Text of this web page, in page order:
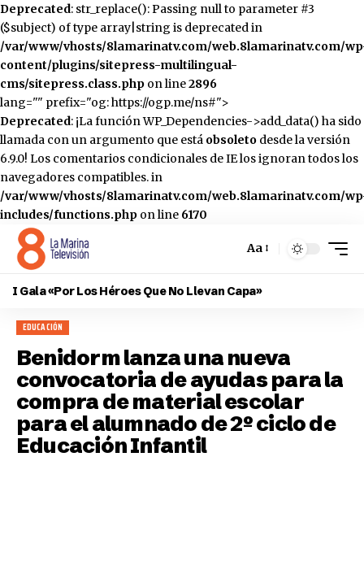
Deprecated: str_replace(): Passing null to parameter #3
($subject) of type array|string is deprecated in
/var/www/vhosts/8lamarinatv.com/web.8lamarinatv.com/
content/plugins/sitepress-multilingual-
cms/sitepress.class.php on line2896
lang="" prefix="og: https://ogp.me/ns#">
Deprecated: ¡La función WP_Dependencies->add_data() ha sido
llamada con un argumento que está obsoleto desde la versión
6.9.0! Los comentarios condicionales de IE los ignoran todos los
navegadores compatibles. in
/var/www/vhosts/8lamarinatv.com/web.8lamarinatv.com/
includes/functions.php on line 6170
Cambiar
tamaño
Aa
I Gala «Por Los Héroes Que No Llevan Capa»
EDUCACIÓN
Benidorm lanza una nueva
convocatoria de ayudas para la
compra de material escolar
para el alumnado de 2º ciclo de
Educación Infantil